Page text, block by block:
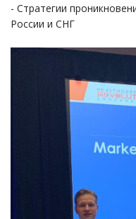
- Стратегии
России и СНГ